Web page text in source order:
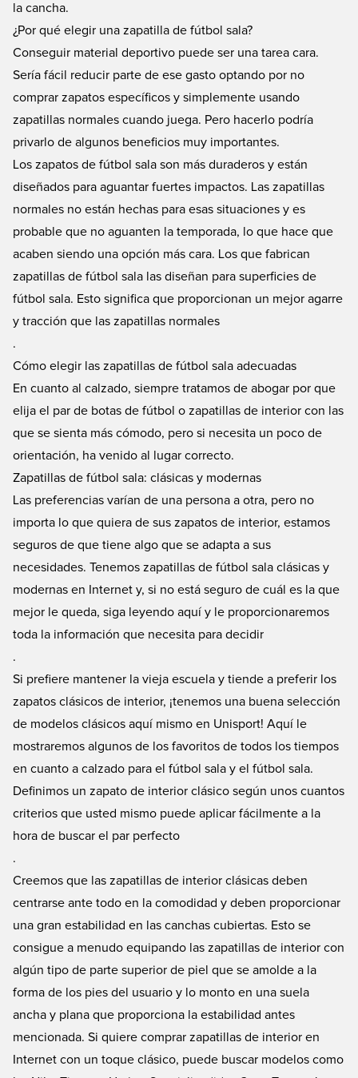
la cancha.
¿Por qué elegir una zapatilla de fútbol sala?
Conseguir material deportivo puede ser una tarea cara.
Sería fácil reducir parte de ese gasto optando por no
comprar zapatos específicos y simplemente usando
zapatillas normales cuando juega. Pero hacerlo podría
privarlo de algunos beneficios muy importantes.
Los zapatos de fútbol sala son más duraderos y están
diseñados para aguantar fuertes impactos. Las zapatillas
normales no están hechas para esas situaciones y es
probable que no aguanten la temporada, lo que hace que
acaben siendo una opción más cara. Los que fabrican
zapatillas de fútbol sala las diseñan para superficies de
fútbol sala. Esto significa que proporcionan un mejor agarre
y tracción que las zapatillas normales
.
Cómo elegir las zapatillas de fútbol sala adecuadas
En cuanto al calzado, siempre tratamos de abogar por que
elija el par de botas de fútbol o zapatillas de interior con las
que se sienta más cómodo, pero si necesita un poco de
orientación, ha venido al lugar correcto.
Zapatillas de fútbol sala: clásicas y modernas
Las preferencias varían de una persona a otra, pero no
importa lo que quiera de sus zapatos de interior, estamos
seguros de que tiene algo que se adapta a sus
necesidades. Tenemos zapatillas de fútbol sala clásicas y
modernas en Internet y, si no está seguro de cuál es la que
mejor le queda, siga leyendo aquí y le proporcionaremos
toda la información que necesita para decidir
.
Si prefiere mantener la vieja escuela y tiende a preferir los
zapatos clásicos de interior, ¡tenemos una buena selección
de modelos clásicos aquí mismo en Unisport! Aquí le
mostraremos algunos de los favoritos de todos los tiempos
en cuanto a calzado para el fútbol sala y el fútbol sala.
Definimos un zapato de interior clásico según unos cuantos
criterios que usted mismo puede aplicar fácilmente a la
hora de buscar el par perfecto
.
Creemos que las zapatillas de interior clásicas deben
centrarse ante todo en la comodidad y deben proporcionar
una gran estabilidad en las canchas cubiertas. Esto se
consigue a menudo equipando las zapatillas de interior con
algún tipo de parte superior de piel que se amolde a la
forma de los pies del usuario y lo monto en una suela
ancha y plana que proporciona la estabilidad antes
mencionada. Si quiere comprar zapatillas de interior en
Internet con un toque clásico, puede buscar modelos como